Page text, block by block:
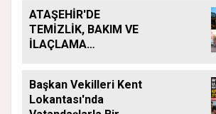
ATAŞEHİR'DE
TEMİZLİK, BAKIM VE
İLAÇLAMA
Başkan Vekilleri Kent
Lokantası'nda